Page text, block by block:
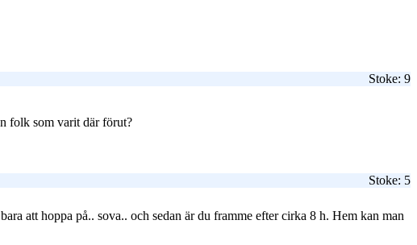
Stoke: 9
folk som varit där förut?
Stoke: 5
att hoppa på.. sova.. och sedan är du framme efter cirka 8 h. Hem kan man